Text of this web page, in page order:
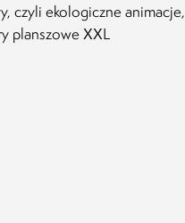
czyli ekologiczne animacje,
planszowe XXL